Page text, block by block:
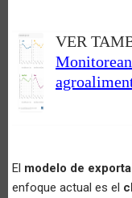
VER
El modelo de
enfoque actual es el